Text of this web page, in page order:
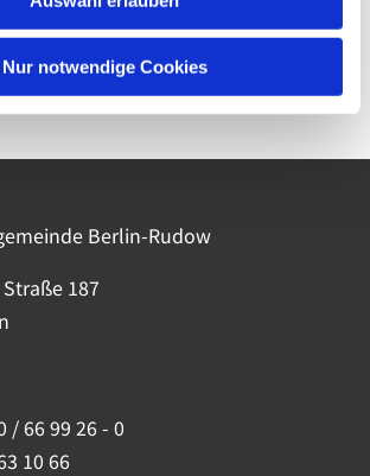
Nur notwendige Cookies
Berlin-Rudow
187
/ 66 99 26 - 0
10 66